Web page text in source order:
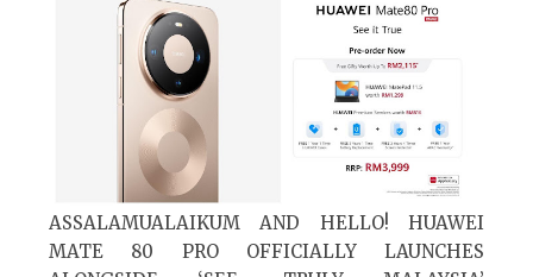
ASSALAMUALAIKUM AND HELLO! HUAWEI
MATE 80 PRO OFFICIALLY LAUNCHES